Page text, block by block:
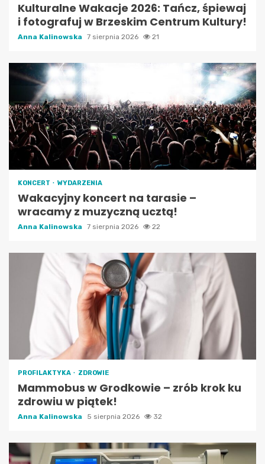
Kulturalne Wakacje 2026: Tańcz, śpiewaj
i fotografuj w Brzeskim Centrum Kultury!
Anna Kalinowska 7 sierpnia 2026 21
KONCERT WYDARZENIA
Wakacyjny koncert na tarasie –
wracamy z muzyczną ucztą!
Anna Kalinowska 7 sierpnia 2026 22
PROFILAKTYKA ZDROWIE
Mammobus w Grodkowie – zrób krok ku
zdrowiu w piątek!
Anna Kalinowska 5 sierpnia 2026 32